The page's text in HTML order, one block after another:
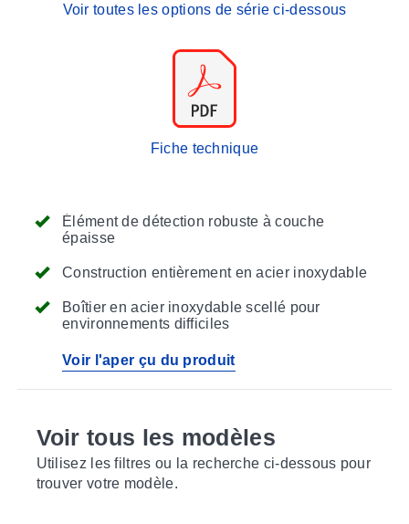
Élément de détection robuste à couche
épaisse
Construction entièrement en acier inoxydable
Boîtier en acier inoxydable scellé pour
environnements difficiles
Voir l'aper çu du produit
Voir toutes les options de série ci-dessous
Fiche technique
Voir tous les modèles
Utilisez les filtres ou la recherche ci-dessous pour
trouver votre modèle.